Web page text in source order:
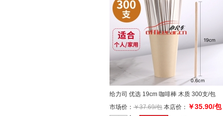
给力司 优选 19cm 咖啡棒 木质 300支/包
市场价： ￥37.69/包 本店价： ￥35.90/包